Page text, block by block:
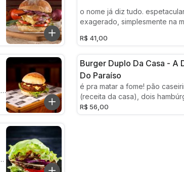
o nome já diz tudo.
exagerado, simplesmente na
fatias de cheddar derretido,
R$ 41,00
Burger Duplo Da Casa - A
Do Paraíso
é pra matar a fome! pão
(receita da casa), dois
(300g), muito bacon defumado
queijo prato, alface e
R$ 56,00